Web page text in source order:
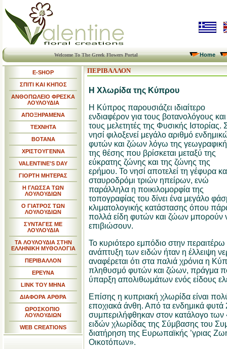
Welcome To The Greek Flowers Portal Home
E-SHOP
ΣΠΙΤΙ ΚΑΙ ΚΗΠΟΣ
ΑΝΘΟΠΩΛΕΙΟ ΦΡΕΣΚΑ
ΛΟΥΛΟΥΔΙΑ
ΑΠΟΞΗΡΑΜΕΝΑ
ΤΕΧΝΗΤΑ
ΒΟΤΑΝΑ
ΧΡΙΣΤΟΥΓΕΝΝΑ
VALENTINE'S DAY
ΓΙΟΡΤΗ ΜΗΤΕΡΑΣ
Η ΓΛΩΣΣΑ ΤΩΝ
ΛΟΥΛΟΥΔΙΩΝ
Ο ΓΙΑΤΡΟΣ ΤΩΝ
ΛΟΥΛΟΥΔΙΩΝ
ΣΥΝΤΑΓΕΣ ΜΕ
ΛΟΥΛΟΥΔΙΑ
ΤΑ ΛΟΥΛΟΥΔΙΑ ΣΤΗΝ
ΕΛΛΗΝΙΚΗ ΜΥΘΟΛΟΓΙΑ
ΠΕΡΙΒΑΛΛΟΝ
ΕΡΕΥΝΑ
LINK TOY MHNA
ΔΙΑΦΟΡΑ ΑΡΘΡΑ
ΩΡΟΣΚΟΠΙΟ
ΛΟΥΛΟΥΔΙΩΝ
WEB CREATIONS
ΠΕΡΙΒΑΛΛΟΝ
Η Χλωρίδα της Κύπρου
Η Κύπρος παρουσιάζει ιδιαίτερο
ενδιαφέρον για τους βοτανολόγους και
τους μελετητές της Φυσικής Ιστορίας.
νησί φιλοξενεί μεγάλο αριθμό
φυτών και ζώων λόγω της
της θέσης που βρίσκεται μεταξύ της
εύκρατης ζώνης και της ζώνης της
ερήμου. Το νησί αποτελεί τη γέφυρα
σταυροδρόμι τριών ηπείρων, ενώ
παράλληλα η ποικιλομορφία της
τοπογραφίας του δίνει ένα μεγάλο
κλιματολογικής κατάστασης όπου
πολλά είδη φυτών και ζώων μπορούν
επιβιώσουν.
Το κυριότερο εμπόδιο στην περαιτέρω
ανάπτυξη των ειδών ήταν η έλλειψη
αναφέρεται ότι στα παλιά χρόνια η
πληθυσμό φυτών και ζώων, πράγμα
ύπαρξη απολιθωμάτων ενός είδους
Επίσης η κυπριακή χλωρίδα είναι
εποχιακά άνθη. Από τα ενδημικά φυτά
συμπεριλήφθηκαν στον κατάλογο
ειδών χλωρίδας της Σύμβασης του
διατήρηση της Ευρωπαϊκής ’γριας
Οικοτόπων».